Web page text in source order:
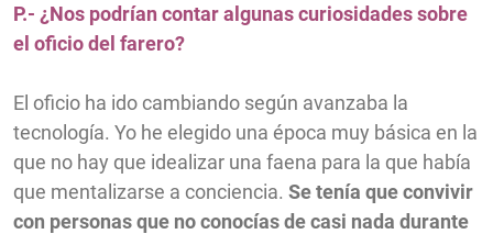
P.- ¿Nos podrían contar algunas curiosidades sobre
el oficio del farero?
El oficio ha ido cambiando según avanzaba la
tecnología. Yo he elegido una época muy básica en la
que no hay que idealizar una faena para la que había
que mentalizarse a conciencia. Se tenía que convivir
con personas que no conocías de casi nada durante